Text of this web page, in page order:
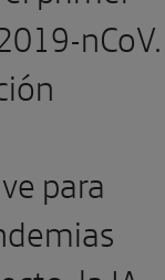
nCoV.
para